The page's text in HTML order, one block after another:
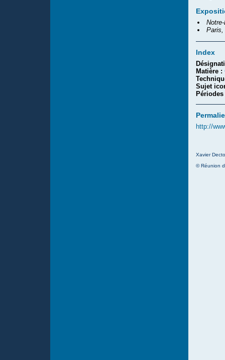
Paris,
Index
Matière :
Sujet
http://
Xavier
© Réunion